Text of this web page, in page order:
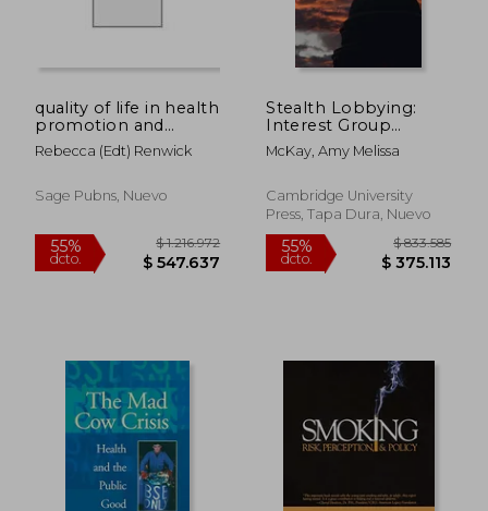
45%
dcto.
quality of life in health
promotion and
rehabilitation,conceptual
approaches, issues,
Rebecca (edt) Renwick
Sage Pubns, Nuevo
Stealth Lobbying:
Interest Group
Influence and Health
Care Reform (en
McKay, Amy Melissa
Cambridge University
Press, Tapa Dura, Nuevo